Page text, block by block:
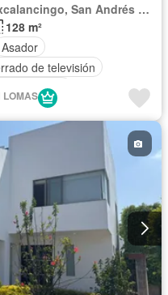
Pueblo de San Bernardino Tlaxcalancingo, San Andrés Cholula
128 m²
Asador
de televisión
integral
Estacionamiento
Jardín
amueblado
LOMAS